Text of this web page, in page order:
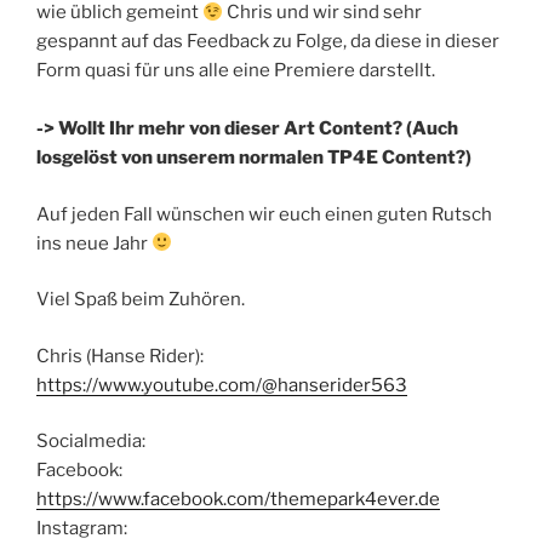
wie üblich gemeint
Chris und wir sind sehr
gespannt auf das Feedback zu Folge, da diese in dieser
Form quasi für uns alle eine Premiere darstellt.
-> Wollt Ihr mehr von dieser Art Content? (Auch
losgelöst von unserem normalen TP4E Content?)
Auf jeden Fall wünschen wir euch einen guten Rutsch
ins neue Jahr
Viel Spaß beim Zuhören.
Chris (Hanse Rider):
https://www.youtube.com/@hanserider563
Socialmedia:
Facebook:
https://www.facebook.com/themepark4ever.de
Instagram: